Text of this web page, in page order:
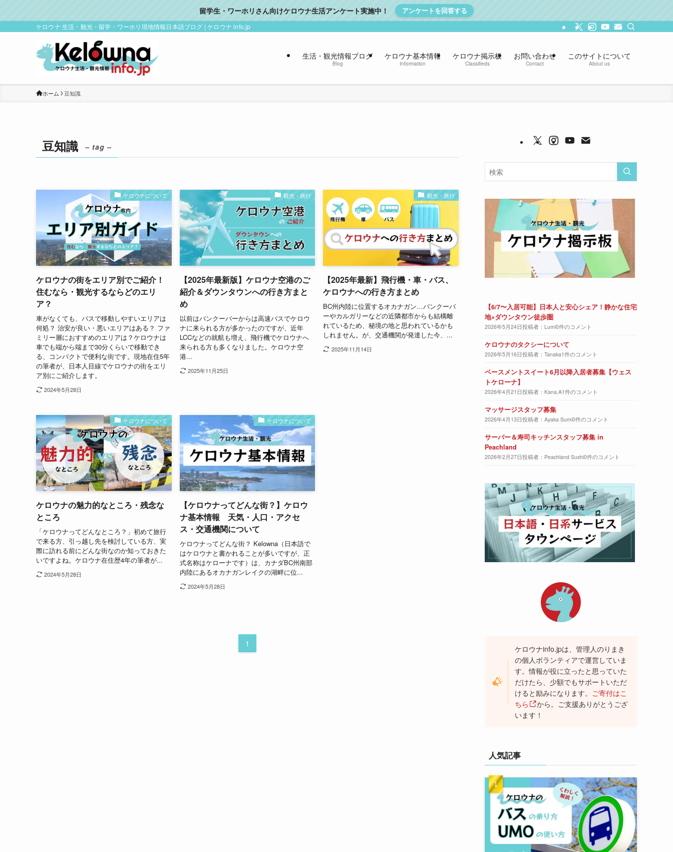
留学生・ワーホリさん向けケロウナ生活アンケート実施中！ アンケートを回答する
ケロウナ 生活・観光・留学・ワーホリ現地情報日本語ブログ | ケロウナ info.jp
生活・観光情報ブログ
Blog
ケロウナ基本情報
Information
ケロウナ掲示板
Classifieds
お問い合わせ
Contact
このサイトについて
About us
ホーム 豆知識
豆知識 – tag –
ケロウナについて
ケロウナの街をエリア別でご紹介！
住むなら・観光するならどのエリ
ア？
車がなくても、バスで移動しやすいエリアは
何処？ 治安が良い・悪いエリアはある？ ファ
ミリー層におすすめのエリアは？ケロウナは
車でも端から端まで30分くらいで移動でき
る、コンパクトで便利な街です。現地在住5年
の筆者が、日本人目線でケロウナの街をエリ
ア別にご紹介します。
2024年5月28日
観光・旅行
【2025年最新版】ケロウナ空港のご
紹介＆ダウンタウンへの行き方まと
め
以前はバンクーバーからは高速バスでケロウ
ナに来られる方が多かったのですが、近年
LCCなどの就航も増え、飛行機でケロウナへ
来られる方も多くなりました。ケロウナ空
港...
2025年11月25日
観光・旅行
【2025年最新】飛行機・車・バス、
ケロウナへの行き方まとめ
BC州内陸に位置するオカナガン…バンクーバ
ーやカルガリーなどの近隣都市からも結構離
れているため、秘境の地と思われているかも
しれません。が、交通機関が発達した今、...
2025年11月14日
ケロウナについて
ケロウナの魅力的なところ・残念な
ところ
「ケロウナってどんなところ？」初めて旅行
で来る方、引っ越し先を検討している方、実
際に訪れる前にどんな街なのか知っておきた
いですよね。ケロウナ在住歴4年の筆者が...
2024年5月28日
ケロウナについて
【ケロウナってどんな街？】ケロウ
ナ基本情報 天気・人口・アクセ
ス・交通機関について
ケロウナってどんな街？ Kelowna（日本語で
はケロウナと書かれることが多いですが、正
式名称はケローナです）は、カナダBC州南部
内陸にあるオカナガンレイクの湖畔に位...
2024年5月28日
1
【6/7〜入居可能】日本人と安心シェア！静かな住宅
地×ダウンタウン徒歩圏
2026年5月24日投稿者：Lumi0件のコメント
ケロウナのタクシーについて
2026年5月16日投稿者：Tanaka1件のコメント
ベースメントスイート6月以降入居者募集【ウェス
トケローナ】
2026年4月21日投稿者：Kana.A1件のコメント
マッサージスタッフ募集
2026年4月13日投稿者：Ayaka Sumi0件のコメント
サーバー＆寿司キッチンスタッフ募集 in
Peachland
2026年2月27日投稿者：Peachland Sushi0件のコメント
ケロウナinfo.jpは、管理人のりまき
の個人ボランティアで運営していま
す。情報が役に立ったと思っていた
だけたら、少額でもサポートいただ
けると励みになります。 ご寄付はこ
ちら
から。ご支援ありがとうござ
います！
人気記事